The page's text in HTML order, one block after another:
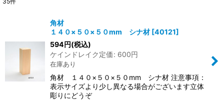
角材
１４０×５０×５０mm シナ材 [40121]
594円(税込)
ケインドレイク定価: 600円
在庫あり
角材 １４０×５０×５０mm シナ材 注意事項：
表示サイズより少し異なる場合がございます立体
彫りにどうぞ